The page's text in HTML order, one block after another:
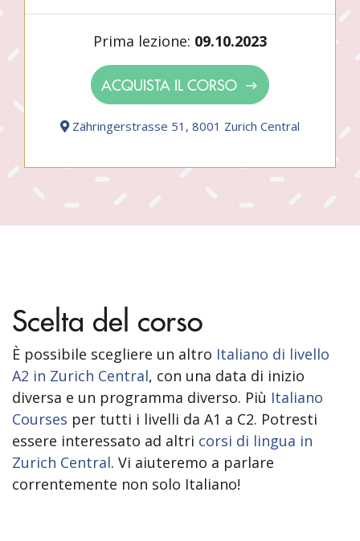
Prima lezione: 09.10.2023
ACQUISTA IL CORSO
Zähringerstrasse 51, 8001 Zurich Central
Scelta del corso
È possibile scegliere un altro Italiano di livello
A2 in Zurich Central, con una data di inizio
diversa e un programma diverso. Più Italiano
Courses per tutti i livelli da A1 a C2. Potresti
essere interessato ad altri corsi di lingua in
Zurich Central. Vi aiuteremo a parlare
correntemente non solo Italiano!